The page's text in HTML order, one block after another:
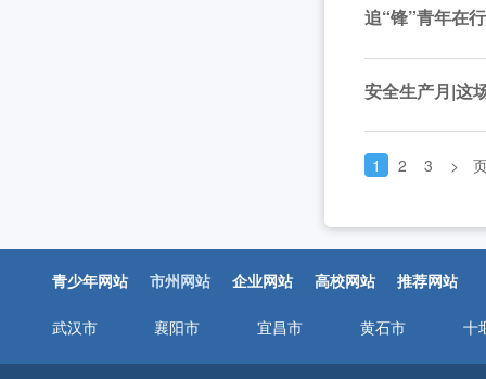
追“锋”青年在
安全生产月|这
1 2 3 >
青少年网站 市州网站 企业网站 高校网站 推荐网站
武汉市 襄阳市 宜昌市 黄石市 十